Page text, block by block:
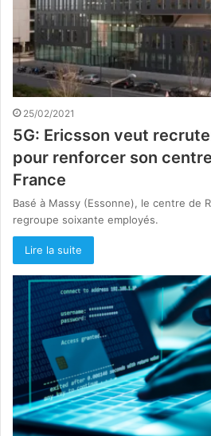
25/02/2021
5G: Ericsson veut
pour renforcer son
France
Basé à Massy (Essonne), le centre de
regroupe soixante employés.
Lire la suite